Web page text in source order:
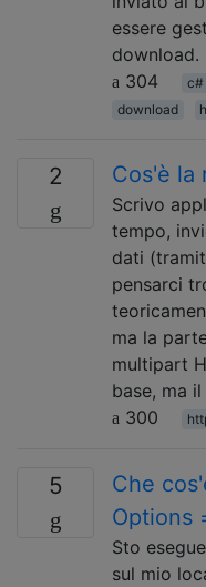
essere
download.
304
c#
download
2 Cos'è la
Scrivo
tempo,
dati
pensarci
ma la
multipart
base, ma
300
5
Che
Options
Sto
sul mio